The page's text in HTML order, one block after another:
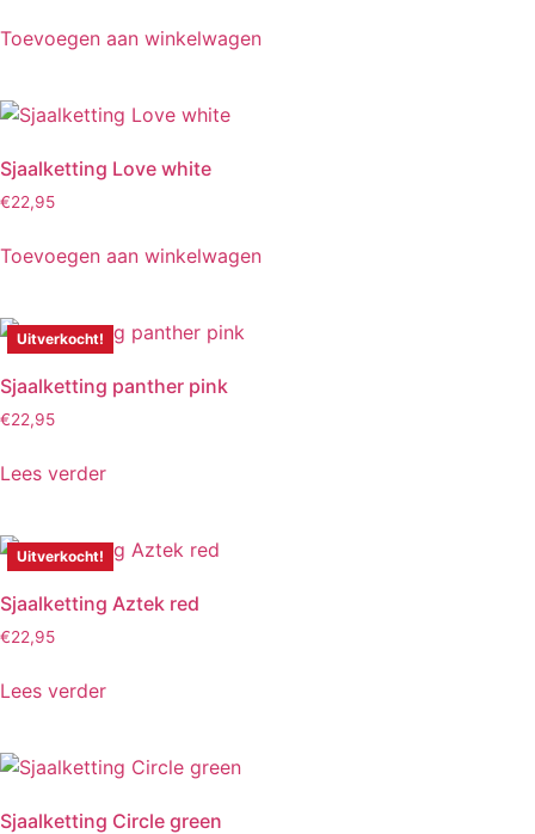
Toevoegen aan winkelwagen
Sjaalketting Love white
€22,95
Toevoegen aan winkelwagen
Uitverkocht!
Sjaalketting panther pink
€22,95
Lees verder
Uitverkocht!
Sjaalketting Aztek red
€22,95
Lees verder
Sjaalketting Circle green